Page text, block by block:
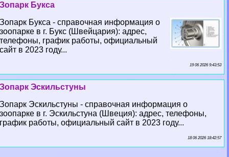
Зопарк Букса
Зопарк Букса - справочная информация о
зоопарке в г. Букс (Швейцария): адрес,
телефоны, график работы, официальный
сайт в 2023 году...
19 06 2026 9:43:53
Зопарк Эскильстуны
Зопарк Эскильстуны - справочная информация о
зоопарке в г. Эскильстуна (Швеция): адрес, телефоны,
график работы, официальный сайт в 2023 году...
18 06 2026 18:42:57